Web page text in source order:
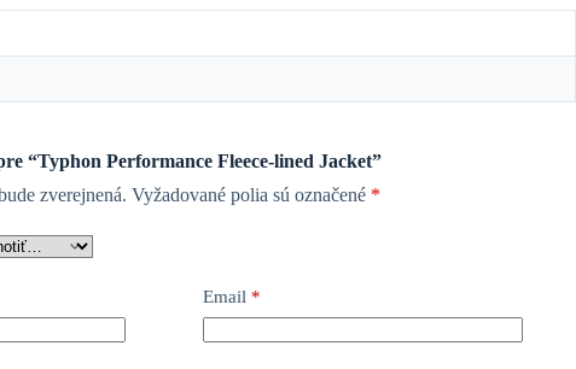
“Typhon Performance Fleece-lined Jacket”
zverejnená. Vyžadované polia sú označené *
Email *